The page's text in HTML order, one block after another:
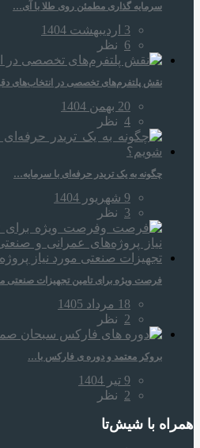
سرمایه‌ گذاری مطمئن روی طلا با آی…
3 اردیبهشت 1404
6 نظر
نقش پلتفرم‌های تخصصی در انتخاب‌های
20 بهمن 1404
4 نظر
چگونه به یک تریدر حرفه‌ای با سرمایه…
9 شهریور 1404
3 نظر
فرصت ویژه برای تامین تجهیزات صنعتی
18 مرداد 1405
2 نظر
بروکر معتمد و دوره‌ ی فارکس با…
9 تیر 1404
2 نظر
همراه‌ با شیش‌تا